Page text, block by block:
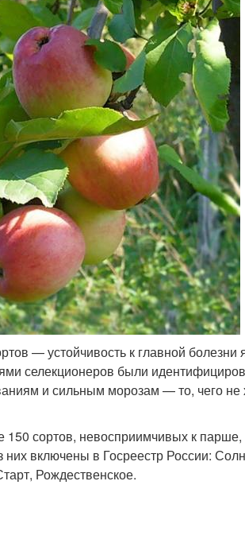
— устойчивость к главной болезни
селекционеров были
и сильным морозам — то, чего не
сортов, невосприимчивых к парше,
включены в Госреестр России:
Рождественское.